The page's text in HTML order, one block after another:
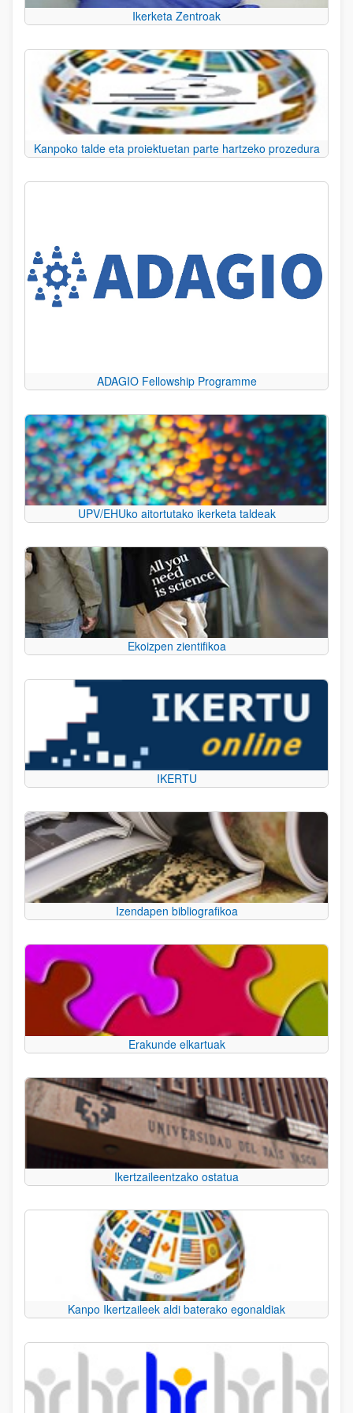
Ikerketa Zentroak
Kanpoko talde eta proiektuetan parte hartzeko prozedura
ADAGIO Fellowship Programme
UPV/EHUko aitortutako ikerketa taldeak
Ekoizpen zientifikoa
IKERTU
Izendapen bibliografikoa
Erakunde elkartuak
Ikertzaileentzako ostatua
Kanpo Ikertzaileek aldi baterako egonaldiak